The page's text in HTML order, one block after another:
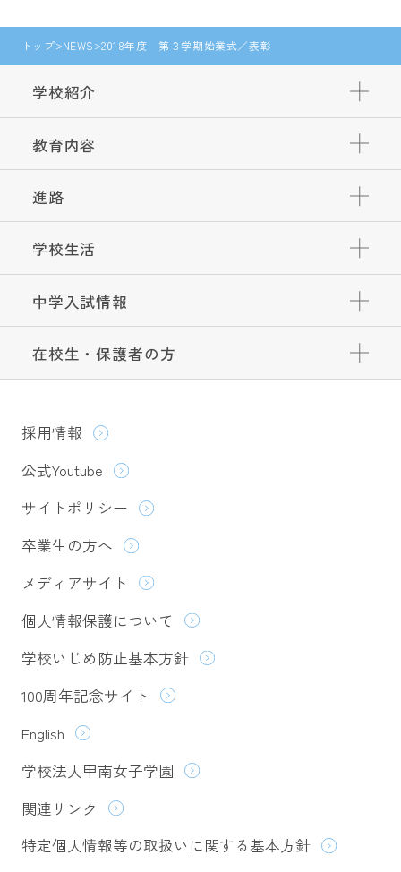
トップ NEWS 2018年度 第３学期始業式／表彰
学校紹介
教育内容
進路
学校生活
中学入試情報
在校生・保護者の方
採用情報
公式Youtube
サイトポリシー
卒業生の方へ
メディアサイト
個人情報保護について
学校いじめ防止基本方針
100周年記念サイト
English
学校法人甲南女子学園
関連リンク
特定個人情報等の取扱いに関する基本方針